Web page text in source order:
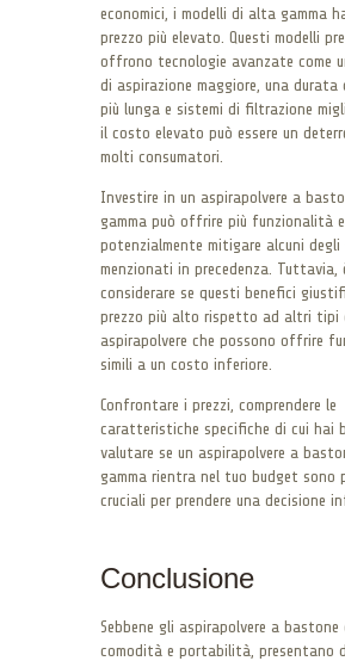
economici, i modelli di alta gamma
prezzo più elevato. Questi modelli
offrono tecnologie avanzate come
di aspirazione maggiore, una
più lunga e sistemi di filtrazione
il costo elevato può essere un
molti consumatori.
Investire in un aspirapolvere a
gamma può offrire più funzionalità e
potenzialmente mitigare alcuni
menzionati in precedenza. Tuttavia,
considerare se questi benefici
prezzo più alto rispetto ad altri tipi
aspirapolvere che possono offrire
simili a un costo inferiore.
Confrontare i prezzi, comprendere le
caratteristiche specifiche di cui hai
valutare se un aspirapolvere a
gamma rientra nel tuo budget sono
cruciali per prendere una decisione
Conclusione
Sebbene gli aspirapolvere a
comodità e portabilità, presentano